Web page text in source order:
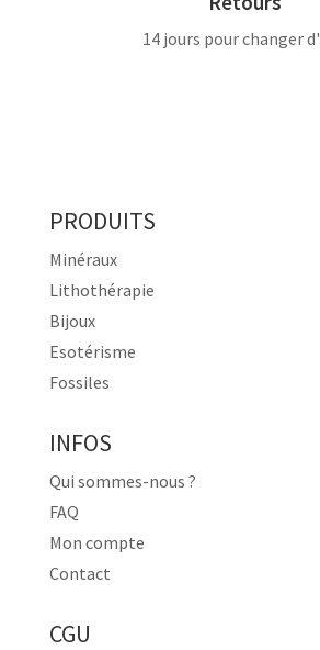
14 jours pour changer
PRODUITS
Minéraux
Lithothérapie
Bijoux
Esotérisme
Fossiles
INFOS
Qui sommes-nous ?
FAQ
Mon compte
Contact
CGU